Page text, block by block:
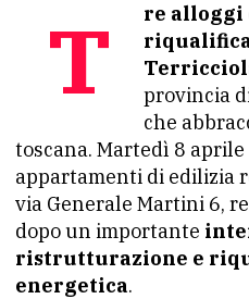
Tre alloggi completamente
provincia
che
toscana. Martedì 8
appartamenti di edilizia
via Generale Martini 6,
dopo un importante
ristrutturazione e
energetica.